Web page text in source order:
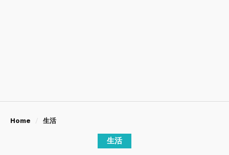
Home 生活
生活